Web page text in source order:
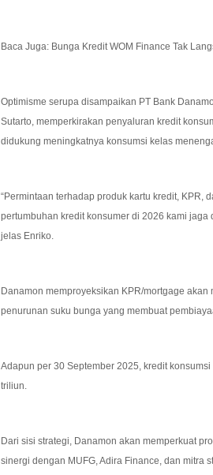
Baca Juga: Bunga Kredit WOM Finance Tak
Optimisme serupa disampaikan PT Bank
Sutarto, memperkirakan penyaluran kredit
didukung meningkatnya konsumsi kelas
“Permintaan terhadap produk kartu kredit, KPR,
pertumbuhan kredit konsumer di 2026 kami
jelas Enriko.
Danamon memproyeksikan KPR/mortgage
penurunan suku bunga yang membuat
Adapun per 30 September 2025, kredit
triliun.
Dari sisi strategi, Danamon akan memperkuat
sinergi dengan MUFG, Adira Finance, dan mitra